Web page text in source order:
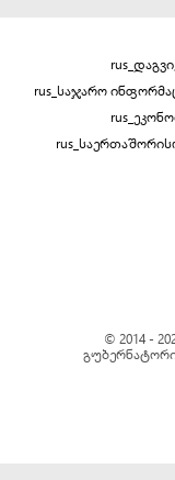
rus_საჯარო
© 2014 -